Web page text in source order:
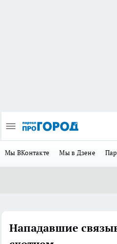
Мы ВКонтакте Мы в Дзене
Нападавшие